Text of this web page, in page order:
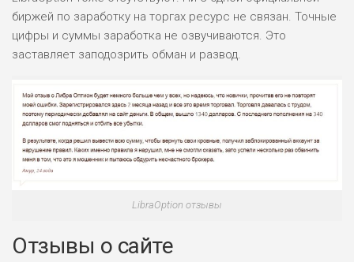
биржей по заработку на торгах ресурс не связан. Точные
цифры и суммы заработка не озвучиваются. Это
заставляет заподозрить обман и развод.
LibraOption отзывы
Отзывы о сайте